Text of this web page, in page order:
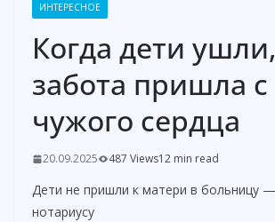
ИНТЕРЕСНОЕ
Когда дети ушли,
забота пришла с
чужого сердца
20.09.2025 487 Views12 min read
Дети не пришли к матери в больницу
нотариусу